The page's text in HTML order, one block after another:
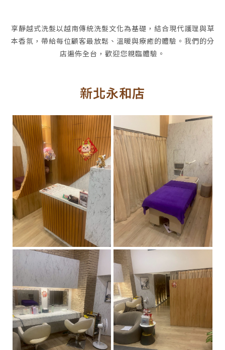
享靜越式洗髮以越南傳統洗髮文化為基礎，結合現代護理與草
本香氛，帶給每位顧客最放鬆、溫暖與療癒的體驗。我們的分
店遍佈全台，歡迎您親臨體驗。
新北永和店